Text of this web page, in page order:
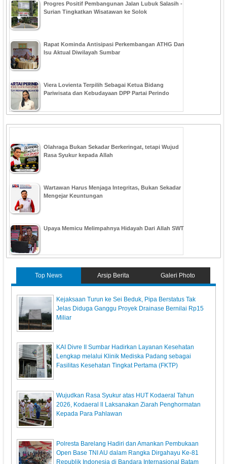
Progres Positif Pembangunan Jalan Lubuk Salasih -
Surian Tingkatkan Wisatawan ke Solok
Rapat Kominda Antisipasi Perkembangan ATHG Dan
Isu Aktual Diwilayah Sumbar
Viera Lovienta Terpilih Sebagai Ketua Bidang
Pariwisata dan Kebudayaan DPP Partai Perindo
Olahraga Bukan Sekadar Berkeringat, tetapi Wujud
Rasa Syukur kepada Allah
Wartawan Harus Menjaga Integritas, Bukan Sekadar
Mengejar Keuntungan
Upaya Memicu Melimpahnya Hidayah Dari Allah SWT
Top News Arsip Berita Galeri Photo
Kejaksaan Turun ke Sei Beduk, Pipa Berstatus Tak
Jelas Diduga Ganggu Proyek Drainase Bernilai Rp15
Miliar
KAI Divre II Sumbar Hadirkan Layanan Kesehatan
Lengkap melalui Klinik Mediska Padang sebagai
Fasilitas Kesehatan Tingkat Pertama (FKTP)
Wujudkan Rasa Syukur atas HUT Kodaeral Tahun
2026, Kodaeral ll Laksanakan Ziarah Penghormatan
Kepada Para Pahlawan
Polresta Barelang Hadiri dan Amankan Pembukaan
Open Base TNI AU dalam Rangka Dirgahayu Ke-81
Republik Indonesia di Bandara Internasional Batam